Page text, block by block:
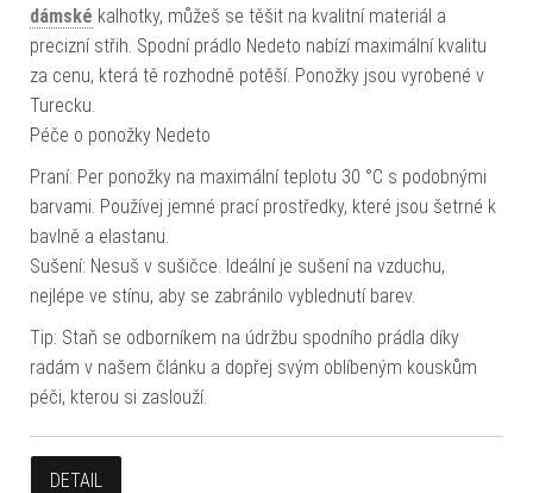
dámské kalhotky, můžeš se těšit na kvalitní materiál a
precizní střih. Spodní prádlo Nedeto nabízí maximální kvalitu
za cenu, která tě rozhodně potěší. Ponožky jsou vyrobené v
Turecku.
Péče o ponožky Nedeto
Praní: Per ponožky na maximální teplotu 30 °C s podobnými
barvami. Používej jemné prací prostředky, které jsou šetrné k
bavlně a elastanu.
Sušení: Nesuš v sušičce. Ideální je sušení na vzduchu,
nejlépe ve stínu, aby se zabránilo vyblednutí barev.
Tip: Staň se odborníkem na údržbu spodního prádla díky
radám v našem článku a dopřej svým oblíbeným kouskům
péči, kterou si zaslouží.
DETAIL